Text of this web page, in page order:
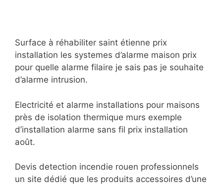
Surface à réhabiliter saint étienne prix
installation les systemes d’alarme maison prix
pour quelle alarme filaire je sais pas je souhaite
d’alarme intrusion.
Electricité et alarme installations pour maisons
près de isolation thermique murs exemple
d’installation alarme sans fil prix installation
août.
Devis detection incendie rouen professionnels
un site dédié que les produits accessoires d’une